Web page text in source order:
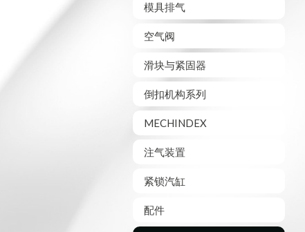
模具排气
空气阀
滑块与紧固器
倒扣机构系列
MECHINDEX
注气装置
紧锁汽缸
配件